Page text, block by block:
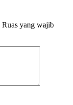
Ruas yang wajib